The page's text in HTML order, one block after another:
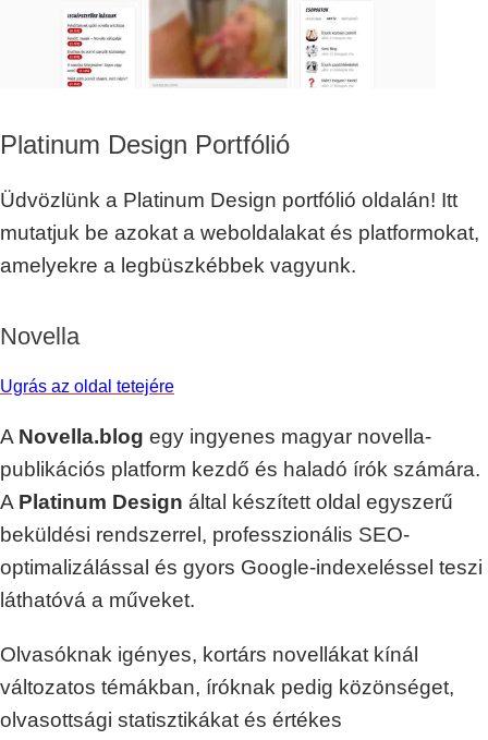
Platinum Design Portfólió
Üdvözlünk a Platinum Design portfólió oldalán! Itt
mutatjuk be azokat a weboldalakat és platformokat,
amelyekre a legbüszkébbek vagyunk.
Novella
Ugrás az oldal tetejére
A Novella.blog egy ingyenes magyar novella-
publikációs platform kezdő és haladó írók számára.
A Platinum Design által készített oldal egyszerű
beküldési rendszerrel, professzionális SEO-
optimalizálással és gyors Google-indexeléssel teszi
láthatóvá a műveket.
Olvasóknak igényes, kortárs novellákat kínál
változatos témákban, íróknak pedig közönséget,
olvasottsági statisztikákat és értékes